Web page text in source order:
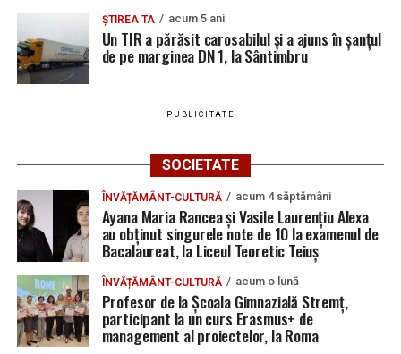
ȘTIREA TA acum 5 ani
Un TIR a părăsit carosabilul și a ajuns în șanțul
de pe marginea DN 1, la Sântimbru
PUBLICITATE
SOCIETATE
ÎNVĂȚĂMÂNT-CULTURĂ acum 4 săptămâni
Ayana Maria Rancea și Vasile Laurențiu Alexa
au obținut singurele note de 10 la examenul de
Bacalaureat, la Liceul Teoretic Teiuș
ÎNVĂȚĂMÂNT-CULTURĂ acum o lună
Profesor de la Școala Gimnazială Stremț,
participant la un curs Erasmus+ de
management al proiectelor, la Roma